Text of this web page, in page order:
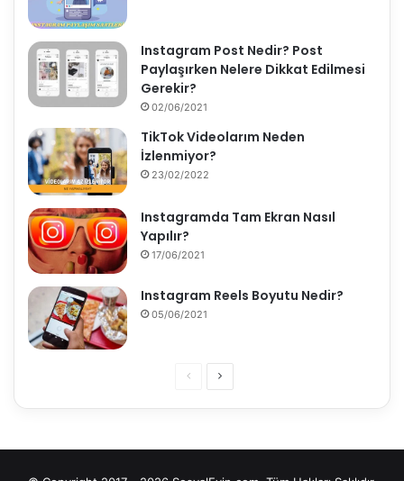
Instagram Post Nedir? Post
Paylaşırken Nelere Dikkat Edilmesi
Gerekir?
02/06/2021
TikTok Videolarım Neden
İzlenmiyor?
23/02/2022
Instagramda Tam Ekran Nasıl
Yapılır?
17/06/2021
Instagram Reels Boyutu Nedir?
05/06/2021
Önceki